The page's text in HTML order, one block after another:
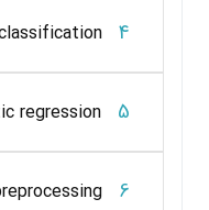
4
5
regression
6